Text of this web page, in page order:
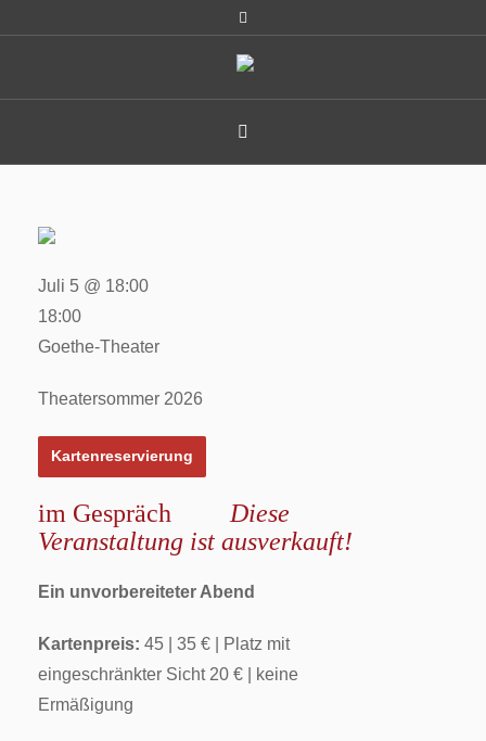
im Gespräch
Diese
Veranstaltung ist ausverkauft!
Ein unvorbereiteter Abend
Kartenpreis: 45 | 35 € | Platz mit
eingeschränkter Sicht 20 € | keine
Ermäßigung
Juli 5 @ 18:00
18:00
Goethe-Theater
Theatersommer 2026
Kartenreservierung